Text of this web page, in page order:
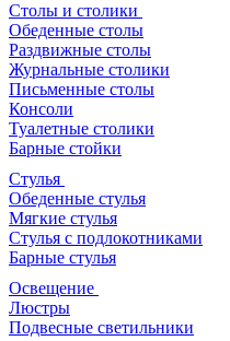
Столы и столики
Обеденные столы
Раздвижные столы
Журнальные столики
Письменные столы
Консоли
Туалетные столики
Барные стойки
Стулья
Обеденные стулья
Мягкие стулья
Стулья с подлокотниками
Барные стулья
Освещение
Люстры
Подвесные светильники